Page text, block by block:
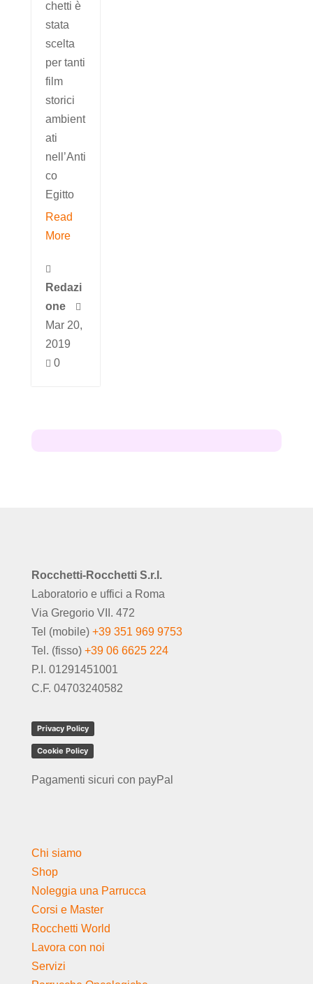
chetti è
stata
scelta
per tanti
film
storici
ambient
ati
nell’Anti
co
Egitto
Read
More

Redazi
one

Mar 20,
2019
 0
Rocchetti-Rocchetti S.r.l.
Laboratorio e uffici a Roma
Via Gregorio VII. 472
Tel (mobile) +39 351 969 9753
Tel. (fisso) +39 06 6625 224
P.I. 01291451001
C.F. 04703240582
Privacy Policy
Cookie Policy
Pagamenti sicuri con payPal
Chi siamo
Shop
Noleggia una Parrucca
Corsi e Master
Rocchetti World
Lavora con noi
Servizi